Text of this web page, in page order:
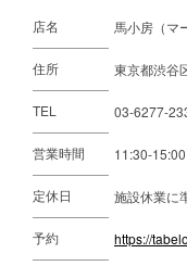
店名 馬小房（マ
住所 東京都渋谷
TEL 03-6277-
営業時間 11:30-
定休日 施設休業に
予約 https://